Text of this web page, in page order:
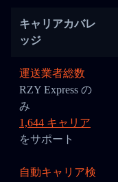
キャリアカバレ
ッジ
運送業者総数
RZY Express の
み
1,644 キャリア
をサポート
自動キャリア検